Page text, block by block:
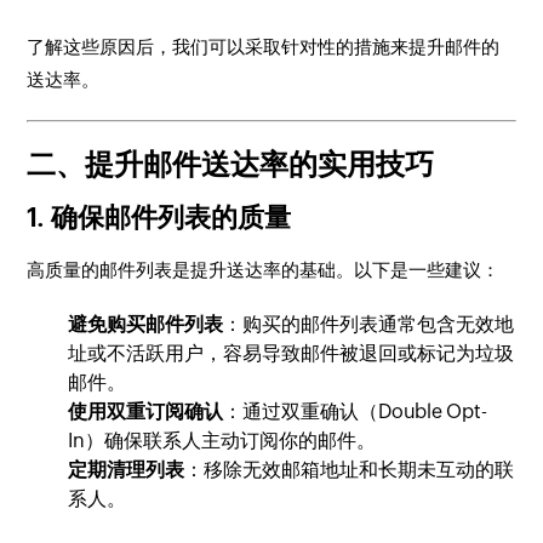
了解这些原因后，我们可以采取针对性的措施来提升邮件的
送达率。
二、提升邮件送达率的实用技巧
1.确保邮件列表的质量
高质量的邮件列表是提升送达率的基础。以下是一些建议：
避免购买邮件列表 ：购买的邮件列表通常包含无效地
址或不活跃用户，容易导致邮件被退回或标记为垃圾
邮件。
使用双重订阅确认 ：通过双重确认（Double Opt-
In）确保联系人主动订阅你的邮件。
定期清理列表 ：移除无效邮箱地址和长期未互动的联
系人。